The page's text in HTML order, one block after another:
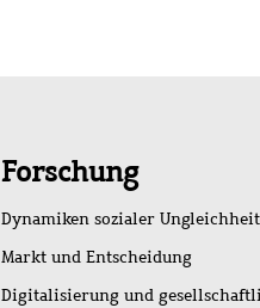
Forschung
Dynamiken sozialer
Markt und Entscheidung
Digitalisierung und